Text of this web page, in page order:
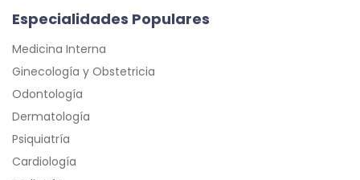
Especialidades Populares
Medicina Interna
Ginecología y Obstetricia
Odontología
Dermatología
Psiquiatría
Cardiología